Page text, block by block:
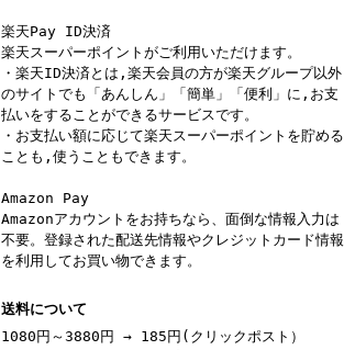
楽天Pay ID決済
楽天スーパーポイントがご利用いただけます。
・楽天ID決済とは,楽天会員の方が楽天グループ以外
のサイトでも「あんしん」「簡単」「便利」に,お支
払いをすることができるサービスです。
・お支払い額に応じて楽天スーパーポイントを貯める
ことも,使うこともできます。
Amazon Pay
Amazonアカウントをお持ちなら、面倒な情報入力は
不要。登録された配送先情報やクレジットカード情報
を利用してお買い物できます。
送料について
1080円～3880円 → 185円(クリックポスト）